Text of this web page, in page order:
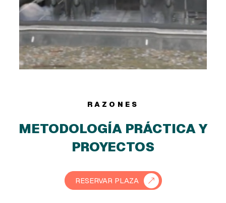
RAZONES
METODOLOGÍA PRÁCTICA Y
PROYECTOS
RESERVAR PLAZA